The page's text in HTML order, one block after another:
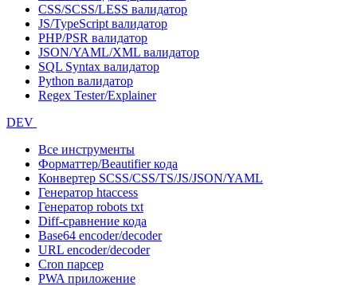
CSS/SCSS/LESS валидатор
JS/TypeScript валидатор
PHP/PSR валидатор
JSON/YAML/XML валидатор
SQL Syntax валидатор
Python валидатор
Regex Tester/Explainer
DEV
Все инструменты
Форматтер/Beautifier кода
Конвертер SCSS/CSS/TS/JS/JSON/YAML
Генератор htaccess
Генератор robots txt
Diff-сравнение кода
Base64 encoder/decoder
URL encoder/decoder
Cron парсер
PWA приложение